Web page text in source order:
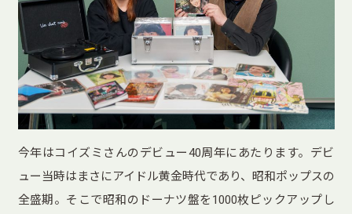
今年はコイズミさんのデビュー40周年にあたります。デビ
ュー当時はまさにアイドル黄金時代であり、昭和ポップスの
全盛期。そこで昭和のドーナツ盤を1000枚ピックアップし